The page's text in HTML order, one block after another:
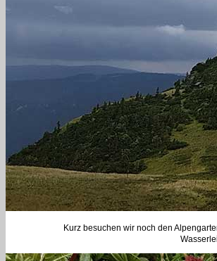
Kurz besuchen wir noch den